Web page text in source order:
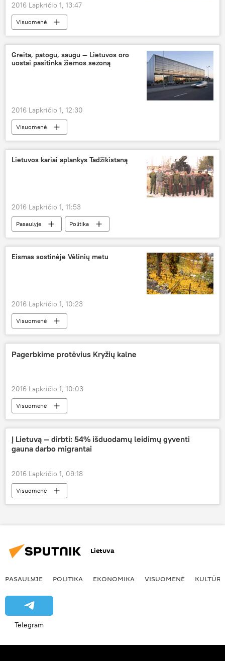
2016 Lapkričio 1, 13:47
Visuomenė
Greita, patogu, saugu — Lietuvos oro
uostai pasitinka žiemos sezoną
2016 Lapkričio 1, 12:30
Visuomenė
Po lėktuvo sparnu: Lietuvos oro uostai
Lietuvos kariai aplankys Tadžikistaną
2016 Lapkričio 1, 11:53
Pasaulyje Politika
Eismas sostinėje Vėlinių metu
2016 Lapkričio 1, 10:23
Visuomenė
Pagerbkime protėvius Kryžių kalne
2016 Lapkričio 1, 10:03
Visuomenė
Į Lietuvą — dirbti: 54% išduodamų leidimų gyventi
gauna darbo migrantai
2016 Lapkričio 1, 09:18
Visuomenė
Lietuva
PASAULYJE POLITIKA EKONOMIKA VISUOMENĖ KULTŪRA
Telegram